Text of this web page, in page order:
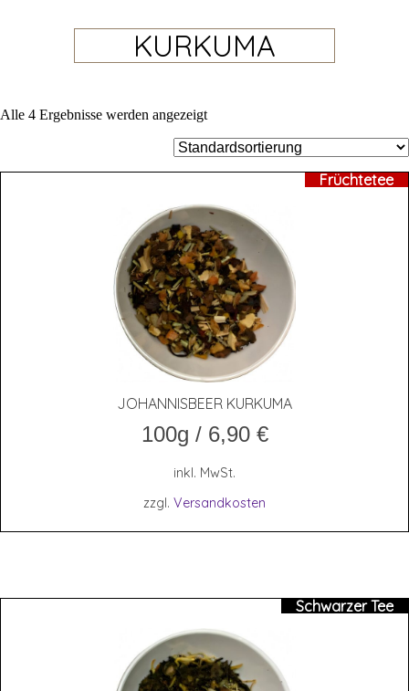
KURKUMA
Alle 4 Ergebnisse werden angezeigt
Früchtetee
JOHAN­NIS­BEER KURKUMA
100g / 6,90 €
inkl. MwSt.
zzgl. Versandkosten
Schwarzer Tee